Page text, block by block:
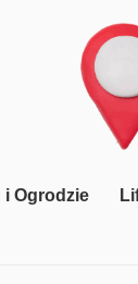
i Ogrodzie